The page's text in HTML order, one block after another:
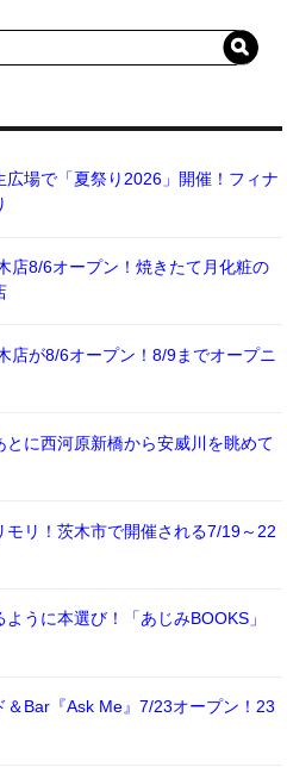
広場で「夏祭り2026」開催！フィナ
店8/6オープン！焼きたて月化粧の
店が8/6オープン！8/9までオープニ
に西河原新橋から安威川を眺めて
リ！茨木市で開催される7/19～22
うに本選び！「あじみBOOKS」
＆Bar『Ask Me』7/23オープン！23